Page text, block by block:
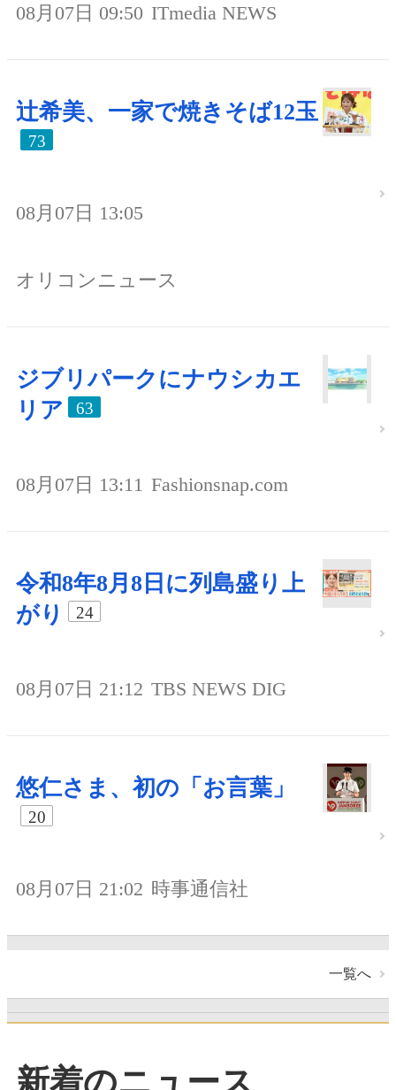
08月07日 09:50 ITmedia NEWS
辻希美、一家で焼きそば12玉
73
08月07日 13:05
オリコンニュース
ジブリパークにナウシカエ
リア
63
08月07日 13:11 Fashionsnap.com
令和8年8月8日に列島盛り上
がり
24
08月07日 21:12 TBS NEWS DIG
悠仁さま、初の「お言葉」
20
08月07日 21:02 時事通信社
一覧へ
新着のニュース